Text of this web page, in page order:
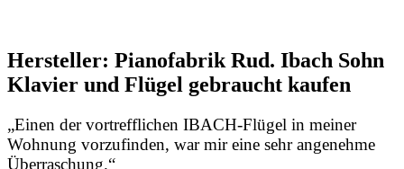
Hersteller: Pianofabrik Rud. Ibach Sohn
Klavier und Flügel gebraucht kaufen
„Einen der vortrefflichen IBACH-Flügel in meiner
Wohnung vorzufinden, war mir eine sehr angenehme
Überraschung.“